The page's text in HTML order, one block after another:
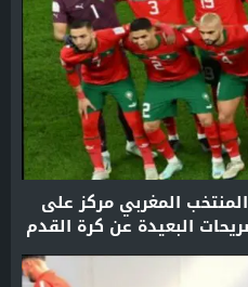
المغربي مركز على
البعيدة عن كرة القدم